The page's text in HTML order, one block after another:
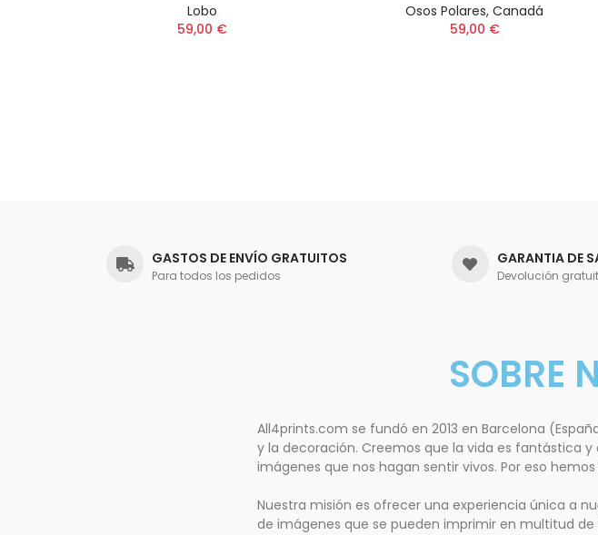
Lobo
59,00 €
Osos Polares, Canadá
59,00 €
GASTOS DE ENVÍO GRATUITOS
Para todos los pedidos
GARANTIA DE
Devolución
SOBRE
All4prints.com se fundó en 2013 en Barcelona
y la decoración. Creemos que la vida es fantástica
imágenes que nos hagan sentir vivos. Por eso
Nuestra misión es ofrecer una experiencia única a
de imágenes que se pueden imprimir en multitud